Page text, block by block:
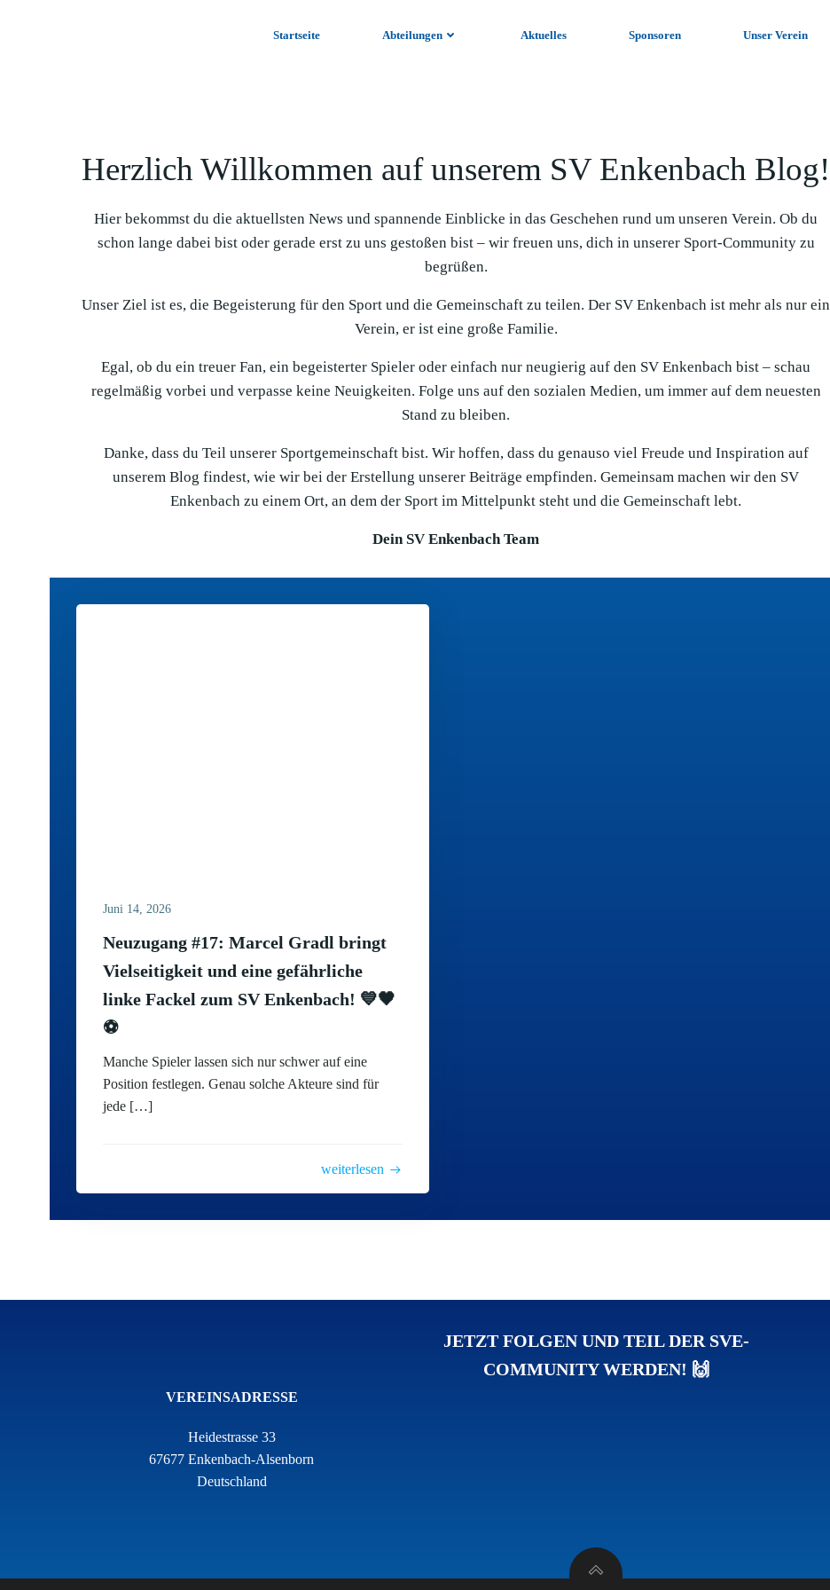
Startseite Abteilungen Aktuelles Sponsoren Unser Verein
Herzlich Willkommen auf unserem SV Enkenbach Blog!
Hier bekommst du die aktuellsten News und spannende Einblicke in das Geschehen rund um unseren Verein. Ob du
schon lange dabei bist oder gerade erst zu uns gestoßen bist – wir freuen uns, dich in unserer Sport-Community zu
begrüßen.
Unser Ziel ist es, die Begeisterung für den Sport und die Gemeinschaft zu teilen. Der SV Enkenbach ist mehr als nur ein
Verein, er ist eine große Familie.
Egal, ob du ein treuer Fan, ein begeisterter Spieler oder einfach nur neugierig auf den SV Enkenbach bist – schau
regelmäßig vorbei und verpasse keine Neuigkeiten. Folge uns auf den sozialen Medien, um immer auf dem neuesten
Stand zu bleiben.
Danke, dass du Teil unserer Sportgemeinschaft bist. Wir hoffen, dass du genauso viel Freude und Inspiration auf
unserem Blog findest, wie wir bei der Erstellung unserer Beiträge empfinden. Gemeinsam machen wir den SV
Enkenbach zu einem Ort, an dem der Sport im Mittelpunkt steht und die Gemeinschaft lebt.
Dein SV Enkenbach Team
Juni 14, 2026
Neuzugang #17: Marcel Gradl bringt
Vielseitigkeit und eine gefährliche
linke Fackel zum SV Enkenbach! 💙🖤
⚽
Manche Spieler lassen sich nur schwer auf eine
Position festlegen. Genau solche Akteure sind für
jede […]
weiterlesen
VEREINSADRESSE
Heidestrasse 33
67677 Enkenbach-Alsenborn
Deutschland
JETZT FOLGEN UND TEIL DER SVE-
COMMUNITY WERDEN! 🙌